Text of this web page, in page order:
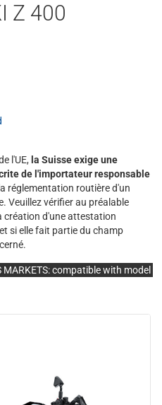
Z 400
l'UE, la Suisse exige une
de l'importateur responsable
réglementation routière d'un
Veuillez vérifier au préalable
création d'une attestation
si elle fait partie du champ
MARKETS: compatible with model